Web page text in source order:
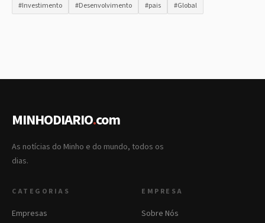
#Investimento
#Desenvolvimento #pais #Global
MINHODIARIO.com
As notícias do Minho e do mundo, todos os
dias.
CATEGORIAS
Empresas
EMPRESA
Sobre Nós